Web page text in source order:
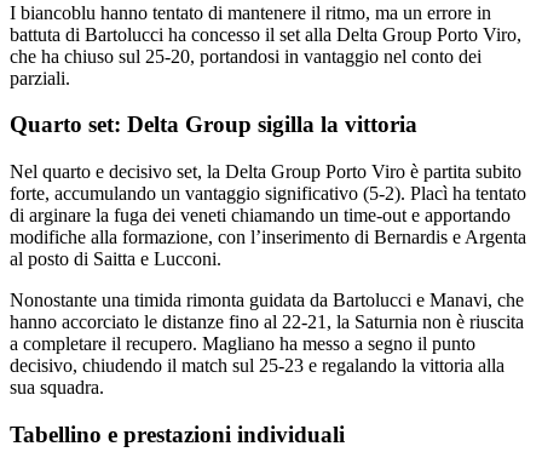
I biancoblu hanno tentato di mantenere il ritmo, ma un errore in
battuta di Bartolucci ha concesso il set alla Delta Group Porto Viro,
che ha chiuso sul 25-20, portandosi in vantaggio nel conto dei
parziali.
Quarto set: Delta Group sigilla la vittoria
Nel quarto e decisivo set, la Delta Group Porto Viro è partita subito
forte, accumulando un vantaggio significativo (5-2). Placì ha tentato
di arginare la fuga dei veneti chiamando un time-out e apportando
modifiche alla formazione, con l’inserimento di Bernardis e Argenta
al posto di Saitta e Lucconi.
Nonostante una timida rimonta guidata da Bartolucci e Manavi, che
hanno accorciato le distanze fino al 22-21, la Saturnia non è riuscita
a completare il recupero. Magliano ha messo a segno il punto
decisivo, chiudendo il match sul 25-23 e regalando la vittoria alla
sua squadra.
Tabellino e prestazioni individuali